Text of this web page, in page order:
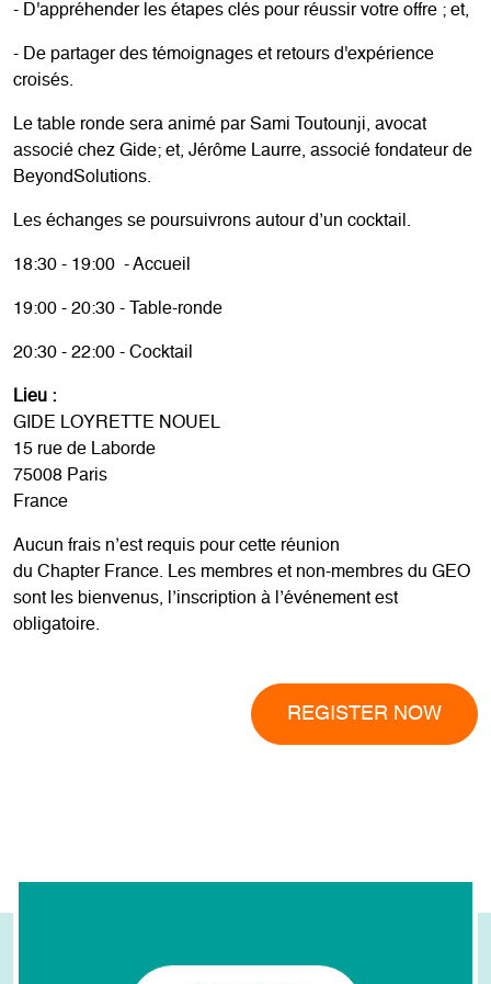
- D'appréhender les étapes clés pour réussir votre offre ; et,
- De partager des témoignages et retours d'expérience
croisés.
Le table ronde sera animé par Sami Toutounji, avocat
associé chez Gide; et, Jérôme Laurre, associé fondateur de
BeyondSolutions.
Les échanges se poursuivrons autour d’un cocktail.
18:30 - 19:00 - Accueil
19:00 - 20:30 - Table-ronde
20:30 - 22:00 - Cocktail
Lieu :
GIDE LOYRETTE NOUEL
15 rue de Laborde
75008 Paris
France
Aucun frais n’est requis pour cette réunion
du Chapter France. Les membres et non-membres du GEO
sont les bienvenus, l’inscription à l’événement est
obligatoire.
REGISTER NOW